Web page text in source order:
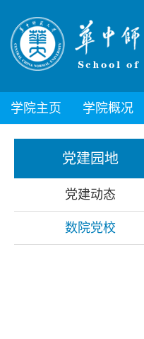
学院主页 学院概况
党建园地
党建动态
数院党校